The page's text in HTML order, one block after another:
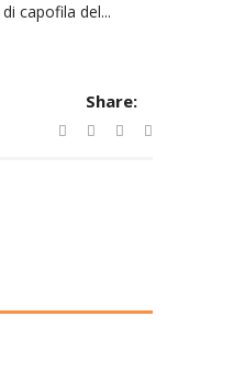
capofila del...
Share: